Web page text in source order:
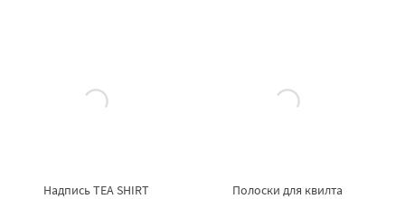
Надпись TEA SHIRT
Полоски для квилта